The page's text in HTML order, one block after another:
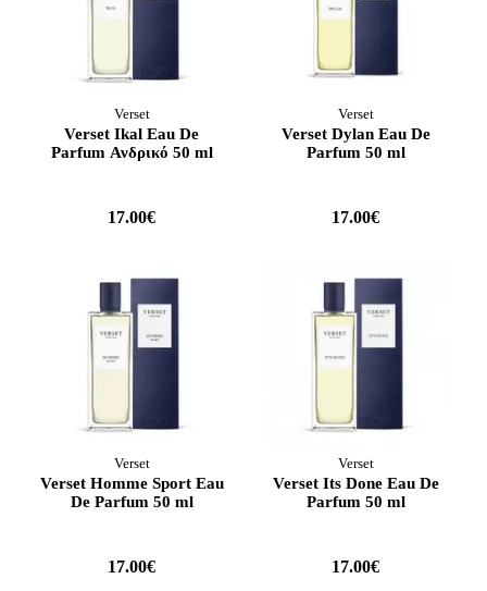
Verset
Verset Ikal Eau De
Parfum Ανδρικό 50 ml
17.00€
Verset
Verset Dylan Eau De
Parfum 50 ml
17.00€
Verset
Verset Homme Sport Eau
De Parfum 50 ml
17.00€
Verset
Verset Its Done Eau De
Parfum 50 ml
17.00€